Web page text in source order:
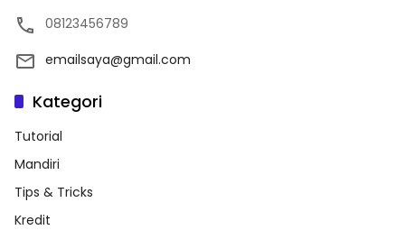
08123456789
emailsaya@gmail.com
Kategori
Tutorial
Mandiri
Tips & Tricks
Kredit